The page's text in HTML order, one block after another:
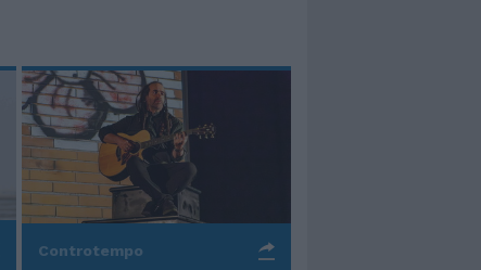
Controtempo